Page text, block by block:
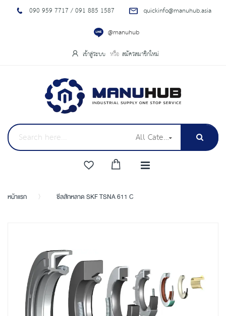
090 959 7717 / 091 885 1587
quickinfo@manuhub.asia
@manuhub
เข้าสู่ระบบ สมัครสมาชิกใหม่
All Categories
หน้าแรก ซีลสักหลาด SKF TSNA 611 C
of
the
images
gallery